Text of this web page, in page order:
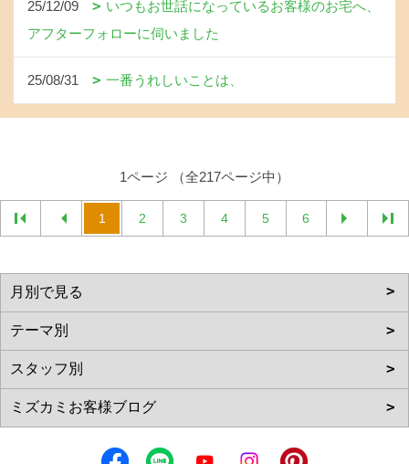
25/12/09
いつもお世話になっているお客様のお宅へ、
アフターフォローに伺いました
25/08/31 一番うれしいことは、
1ページ （全217ページ中）
1 2 3 4 5 6